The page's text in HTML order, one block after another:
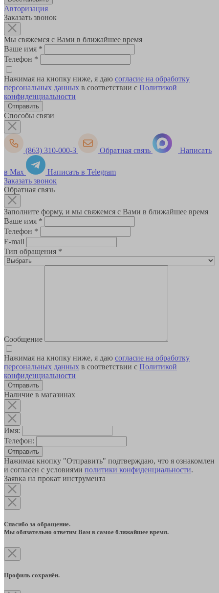
Авторизация
Заказать звонок
Мы свяжемся с Вами в ближайшее время
Ваше имя *
Телефон *
Нажимая на кнопку ниже, я даю согласие на обработку
персональных данных в соответствии с Политикой
конфиденциальности
Способы связи
(863) 310-000-3 Обратная связь Написать
в Max
Написать в Telegram
Заказать звонок
Обратная связь
Заполните форму, и мы свяжемся с Вами в ближайшее время
Ваше имя *
Телефон *
E-mail
Тип обращения *
Сообщение
Нажимая на кнопку ниже, я даю согласие на обработку
персональных данных в соответствии с Политикой
конфиденциальности
Наличие в магазинах
Имя:
Телефон:
Отправить
Нажимая кнопку "Отправить" подтверждаю, что я ознакомлен
и согласен с условиями политики конфиденциальности.
Заявка на прокат инструмента
Спасибо за обращение.
Мы обязательно ответим Вам в самое ближайшее время.
Профиль сохранён.